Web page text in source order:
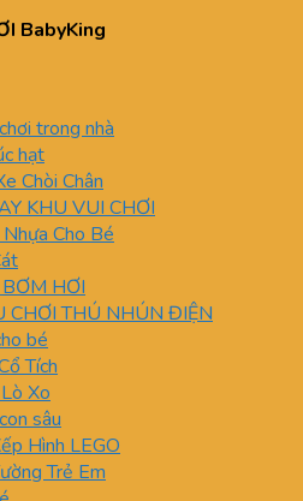
BabyKing
trong nhà
hạt
Chòi Chân
KHU VUI CHƠI
Cho Bé
HƠI
CHƠI THÚ NHÚN ĐIỆN
bé
Tích
Xo
sâu
Hình LEGO
Trẻ Em